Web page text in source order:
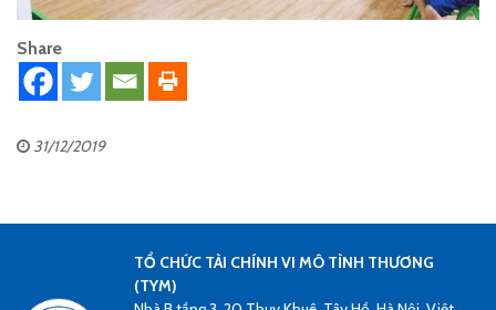
Share
31/12/2019
TỔ CHỨC TÀI CHÍNH VI MÔ TÌNH THƯƠNG
(TYM)